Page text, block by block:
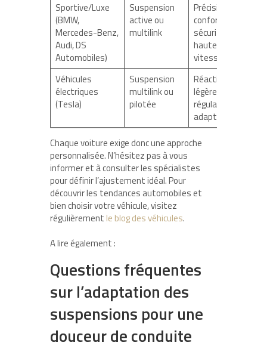
Sportive/Luxe
(BMW,
Mercedes-Benz,
Audi, DS
Automobiles)
Suspension
active ou
multilink
Précision,
confort et
sécurité à
haute
vitesse
Véhicules
électriques
(Tesla)
Suspension
multilink ou
pilotée
Réactivité,
légèreté,
régulation
adaptative
Chaque voiture exige donc une approche
personnalisée. N’hésitez pas à vous
informer et à consulter les spécialistes
pour définir l’ajustement idéal. Pour
découvrir les tendances automobiles et
bien choisir votre véhicule, visitez
régulièrement le blog des véhicules.
A lire également :
Questions fréquentes
sur l’adaptation des
suspensions pour une
douceur de conduite